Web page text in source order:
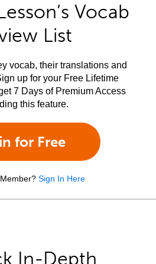
Vocab
List
vocab, their translations and
up for your Free Lifetime
7 Days of Premium Access
this feature.
for Free
Sign In Here
In-Depth